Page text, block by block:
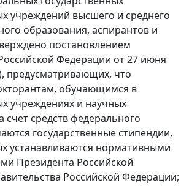
учреждений высшего и среднего
образования, аспирантов и
постановлением
Федерации от 27 июня
предусматривающих, что
обучающимся в
учреждениях и научных
счет средств федерального
государственные стипендии,
устанавливаются нормативными
Президента Российской
Российской Федерации;